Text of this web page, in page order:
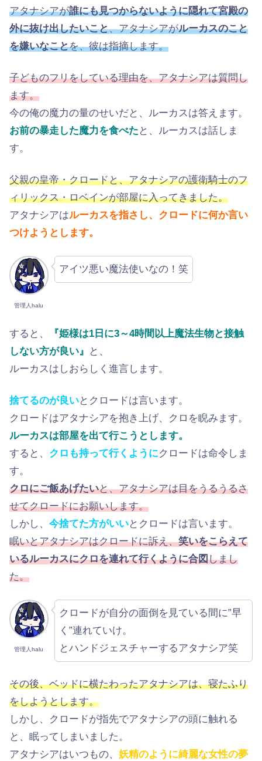
アタナシアが誰にも見つからないように隠れて宮殿の
外に抜け出したいこと、アタナシアがルーカスのこと
を嫌いなことを、彼は指摘します。
子どものフリをしている理由を、アタナシアは質問し
ます。
今の俺の魔力の量のせいだと、ルーカスは答えます。
お前の暴走した魔力を食べた と、ルーカスは話しま
す。
父親の皇帝・クロードと、アタナシアの護衛騎士のフ
ィリックス・ロベインが部屋に入ってきました。
アタナシアはルーカスを指さし、クロードに何か言い
つけようとします。
管理人halu
アイツ悪い魔法使いなの！笑
すると、
『姫様は1日に3～4時間以上魔法生物と接触
しない方が良い』
と、
ルーカスはしおらしく進言します。
捨てるのが良いとクロードは言います。
クロードはアタナシアを抱き上げ、クロを睨みます。
ルーカスは部屋を出て行こうとします。
すると、 クロも持って行くようにクロードは命令しま
す。
クロにご飯あげたいと、アタナシアは目をうるうるさ
せてクロードにお願いします。
しかし、 今捨てた方がいいとクロードは言います。
眠いとアタナシアはクロードに訴え、笑いをこらえて
いるルーカスにクロを連れて行くように合図しまし
た。
管理人halu
クロードが自分の面倒を見ている間に”早
く”連れていけ。
とハンドジェスチャーするアタナシア笑
その後、ベッドに横たわったアタナシアは、寝たふり
をしようとします。
しかし、クロードが指先でアタナシアの頭に触れる
と、眠ってしまいました。
アタナシアはいつもの、 妖精のように綺麗な女性の夢